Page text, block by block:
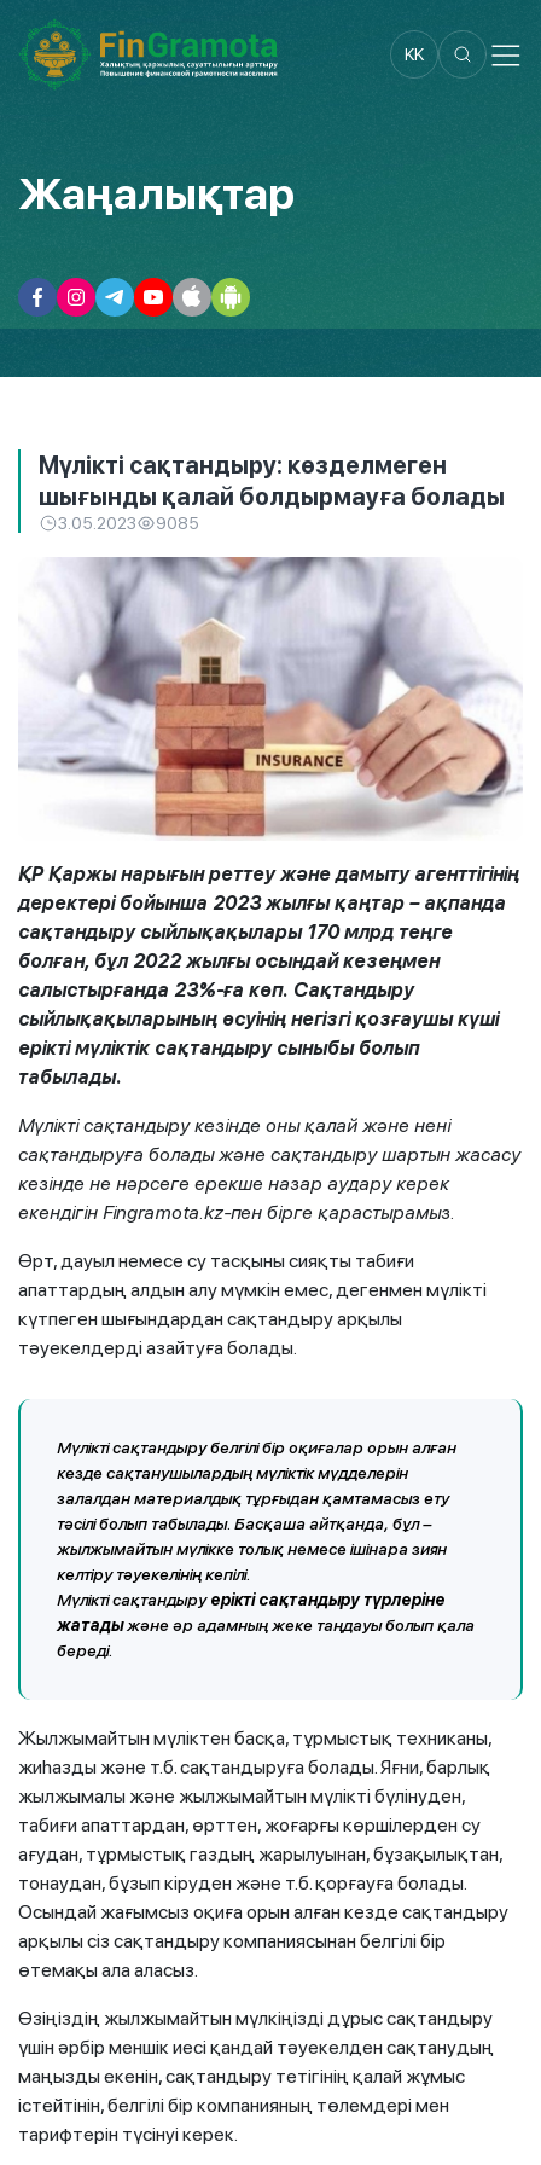
KK
Жаңалықтар
Мүлікті сақтандыру: көзделмеген
шығынды қалай болдырмауға болады
3.05.2023 9085
ҚР Қаржы нарығын реттеу және дамыту агенттігінің
деректері бойынша 2023 жылғы қаңтар – ақпанда
сақтандыру сыйлықақылары 170 млрд теңге
болған, бұл 2022 жылғы осындай кезеңмен
салыстырғанда 23%-ға көп. Сақтандыру
сыйлықақыларының өсуінің негізгі қозғаушы күші
ерікті мүліктік сақтандыру сыныбы болып
табылады.
Мүлікті сақтандыру кезінде оны қалай және нені
сақтандыруға болады және сақтандыру шартын жасасу
кезінде не нәрсеге ерекше назар аудару керек
екендігін Fingramota.kz-пен бірге қарастырамыз.
Өрт, дауыл немесе су тасқыны сияқты табиғи
апаттардың алдын алу мүмкін емес, дегенмен мүлікті
күтпеген шығындардан сақтандыру арқылы
тәуекелдерді азайтуға болады.
Мүлікті сақтандыру белгілі бір оқиғалар орын алған
кезде сақтанушылардың мүліктік мүдделерін
залалдан материалдық тұрғыдан қамтамасыз ету
тәсілі болып табылады. Басқаша айтқанда, бұл –
жылжымайтын мүлікке толық немесе ішінара зиян
келтіру тәуекелінің кепілі.
Мүлікті сақтандыруерікті сақтандыру түрлеріне
жатадыжәне әр адамның жеке таңдауы болып қала
береді.
Жылжымайтын мүліктен басқа, тұрмыстық техниканы,
жиһазды және т.б. сақтандыруға болады. Яғни, барлық
жылжымалы және жылжымайтын мүлікті бүлінуден,
табиғи апаттардан, өрттен, жоғарғы көршілерден су
ағудан, тұрмыстық газдың жарылуынан, бұзақылықтан,
тонаудан, бұзып кіруден және т.б. қорғауға болады.
Осындай жағымсыз оқиға орын алған кезде сақтандыру
арқылы сіз сақтандыру компаниясынан белгілі бір
өтемақы ала аласыз.
Өзіңіздің жылжымайтын мүлкіңізді дұрыс сақтандыру
үшін әрбір меншік иесі қандай тәуекелден сақтанудың
маңызды екенін, сақтандыру тетігінің қалай жұмыс
істейтінін, белгілі бір компанияның төлемдері мен
тарифтерін түсінуі керек.